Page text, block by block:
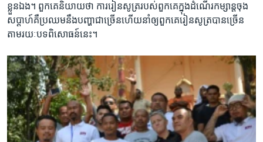
ខ្លួន​ឯង។ ពួកគេ​និយាយ​ថា ការ​រៀន​សូត្រ​របស់​ពួកគេ​ក្នុង​ដំណើរ​កម្សាន្ត​ចុង
សប្តាហ៍​គឺ​ប្រឈម​នឹង​បញ្ហា​ជាច្រើនហើយនាំ​ឲ្យ​ពួក​គេ​រៀន​សូត្រ​បាន​ច្រើន​
តាម​រយៈ​បទពិសោធន៍​នេះ។